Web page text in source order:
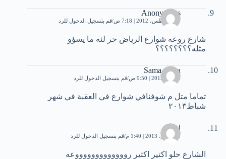
Anonymous
11 أغسطس، 2012 | 7:18 ص قم بتسجيل الدخول للرد
شارع روعه شوارع الرياض حر لئه ما يسؤو
مثله؟؟؟؟؟؟؟؟
Sama zarqa
4 مايو، 2013 | 9:50 ص قم بتسجيل الدخول للرد
تماما متل م شوفنافي شوارع في العقبة في شهر
شباط٢٠١٣
اصالة
2 سبتمبر، 2013 | 1:40 م قم بتسجيل الدخول للرد
الشارع حلو اكتير اكتير روووووووووووووعه